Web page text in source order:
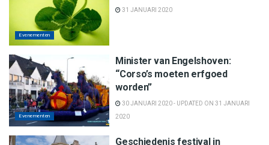
Evenementen
31 JANUARI 2020
Evenementen
Minister van Engelshoven:
“Corso’s moeten erfgoed
worden”
30 JANUARI 2020 - UPDATED ON 31 JANUARI
2020
Geschiedenis festival in